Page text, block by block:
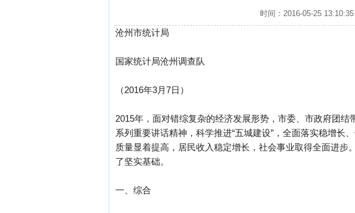
时间：2016-05-25
沧州市统计局
国家统计局沧州调查队
（2016年3月7日）
2015年，面对错综复杂的经济发展形势，市委、市政府团
系列重要讲话精神，科学推进“五城建设”，全面落实稳增
质量显着提高，居民收入稳定增长，社会事业取得全面进步
了坚实基础。
一、综合